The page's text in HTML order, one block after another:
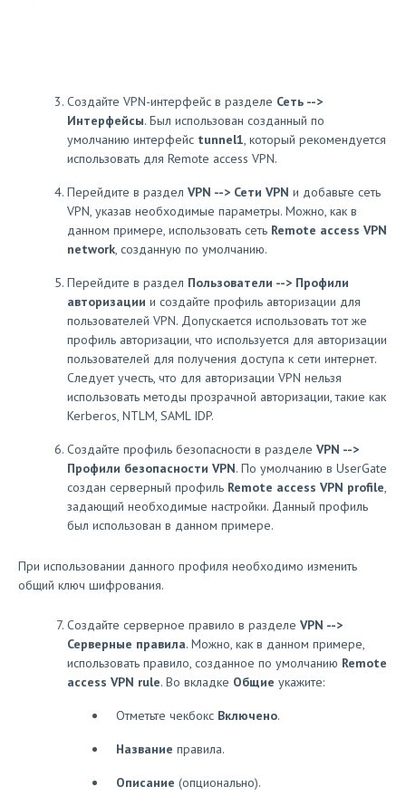
Создайте VPN-интерфейс в разделе Сеть -->
Интерфейсы. Был использован созданный по
умолчанию интерфейс tunnel1 , который рекомендуется
использовать для Remote access VPN.
Перейдите в раздел VPN --> Сети VPN и добавьте сеть
VPN, указав необходимые параметры. Можно, как в
данном примере, использовать сеть Remote access VPN
network , созданную по умолчанию.
Перейдите в раздел Пользователи --> Профили
авторизации и создайте профиль авторизации для
пользователей VPN. Допускается использовать тот же
профиль авторизации, что используется для авторизации
пользователей для получения доступа к сети интернет.
Следует учесть, что для авторизации VPN нельзя
использовать методы прозрачной авторизации, такие как
Kerberos, NTLM, SAML IDP.
Создайте профиль безопасности в разделе VPN -->
Профили безопасности VPN. По умолчанию в UserGate
создан серверный профиль Remote access VPN profile
задающий необходимые настройки. Данный профиль
был использован в данном примере.
При использовании данного профиля необходимо изменить
общий ключ шифрования.
Создайте серверное правило в разделе VPN -->
Серверные правила. Можно, как в данном примере,
использовать правило, созданное по умолчанию Remote
access VPN rule. Во вкладке Общие укажите:
Отметьте чекбокс Включено.
Название правила.
Описание (опционально).